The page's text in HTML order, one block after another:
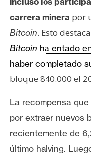
carrera minera por
Bitcoin. Esto
Bitcoin ha entado
haber completado
bloque 840.000 el
La recompensa
por extraer nuevos
recientemente de
último halving.